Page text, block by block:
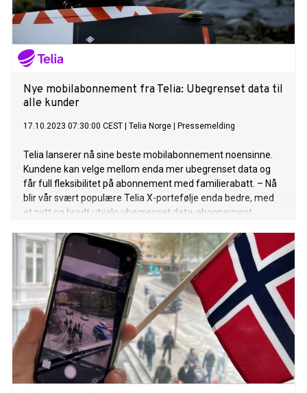
Nye mobilabonnement fra Telia: Ubegrenset data til
alle kunder
17.10.2023 07:30:00 CEST Telia Norge Pressemelding
Telia lanserer nå sine beste mobilabonnement noensinne.
Kundene kan velge mellom enda mer ubegrenset data og
får full fleksibilitet på abonnement med familierabatt. – Nå
blir vår svært populære Telia X-portefølje enda bedre, med
et nytt og bredt utvalg ubegrenset data-abonnement
hvor den største nyheten er sky-tjenesten Telia Sky, sier Pål
Rune Kaalen, leder for privatmarkedet i Telia Norge. Telias
nye mobilabonnement består av fem Telia X-abonnement
(Ung, Start, Basis, Max og Max Pluss) med ubegrenset data
og fart fra 10 Mbit/s til 1000 Mbit/s opptil 100 GB.* Prisene
begynner på 299,-** kroner per måned med familierabatt.
Alle abonnementene har sky-tjenesten Telia Sky med
ubegrenset lagringsplass og trygghetsforsikringen Nettslett
inkludert, i tillegg til fri data i EU/EØS. – Fullstendig
bekymringsfri mobilopplevelse – Telia X gir en fullstendig
bekymringsfri mobilopplevelse til en fast pris hvor kundene